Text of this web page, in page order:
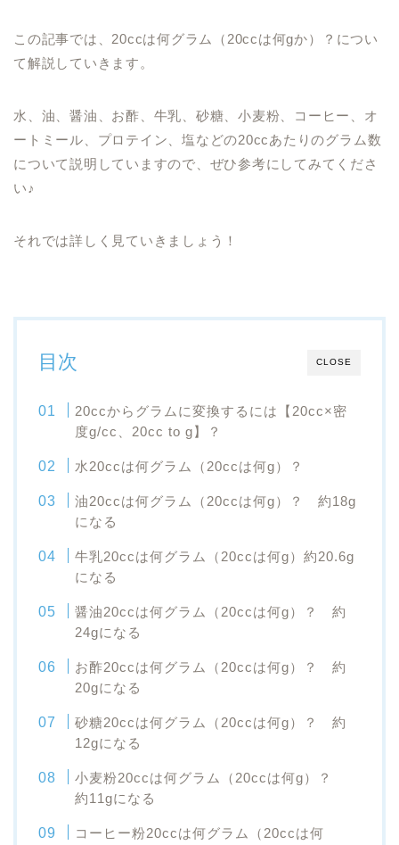
この記事では、20ccは何グラム（20ccは何gか）？につい
て解説していきます。
水、油、醤油、お酢、牛乳、砂糖、小麦粉、コーヒー、オ
ートミール、プロテイン、塩などの20ccあたりのグラム数
について説明していますので、ぜひ参考にしてみてくださ
い♪
それでは詳しく見ていきましょう！
CLOSE
目次
20ccからグラムに変換するには【20cc×密
度g/cc、20cc to g】？
水20ccは何グラム（20ccは何g）？
油20ccは何グラム（20ccは何g）？ 約18g
になる
牛乳20ccは何グラム（20ccは何g）約20.6g
になる
醤油20ccは何グラム（20ccは何g）？ 約
24gになる
お酢20ccは何グラム（20ccは何g）？ 約
20gになる
砂糖20ccは何グラム（20ccは何g）？ 約
12gになる
小麦粉20ccは何グラム（20ccは何g）？
約11gになる
コーヒー粉20ccは何グラム（20ccは何